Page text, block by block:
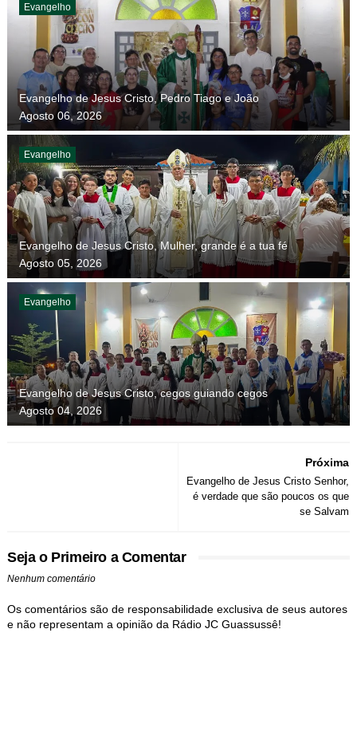
Evangelho
Evangelho de Jesus Cristo, Pedro Tiago e João
Agosto 06, 2026
Evangelho
Evangelho de Jesus Cristo, Mulher, grande é a tua fé
Agosto 05, 2026
Evangelho
Evangelho de Jesus Cristo, cegos guiando cegos
Agosto 04, 2026
Próxima
Evangelho de Jesus Cristo Senhor,
é verdade que são poucos os que
se Salvam
Seja o Primeiro a Comentar
Nenhum comentário
Os comentários são de responsabilidade exclusiva de seus autores
e não representam a opinião da Rádio JC Guassussê!